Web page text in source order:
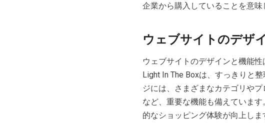
企業から購入していることを意
ウェブサイトのデザ
ウェブサイトのデザインと機能
Light In The Boxは、すっきりと
ジには、さまざまなカテゴリや
など、重要な機能も備えています
的なショッピング体験が向上しま